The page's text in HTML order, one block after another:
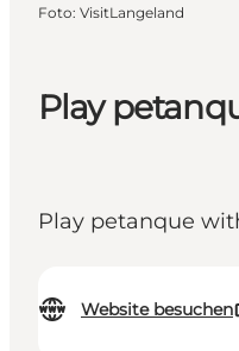
Play
Play petanque
Website besuchen
Foto: VisitLangeland